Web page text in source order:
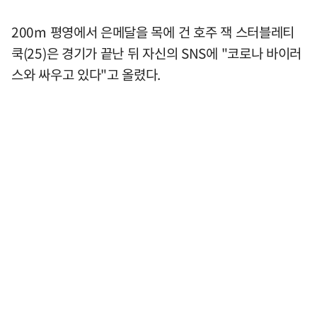
200m 평영에서 은메달을 목에 건 호주 잭 스터블레티
쿡(25)은 경기가 끝난 뒤 자신의 SNS에 "코로나 바이러
스와 싸우고 있다"고 올렸다.